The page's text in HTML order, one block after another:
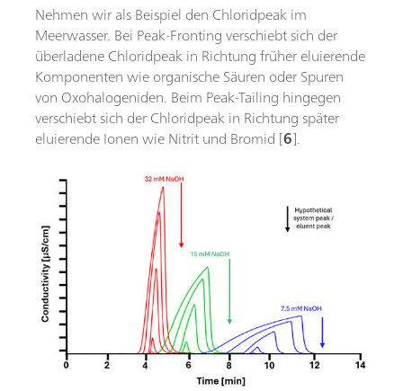
Nehmen wir als Beispiel den Chloridpeak im
Meerwasser. Bei Peak-Fronting verschiebt sich der
überladene Chloridpeak in Richtung früher eluierende
Komponenten wie organische Säuren oder Spuren
von Oxohalogeniden. Beim Peak-Tailing hingegen
verschiebt sich der Chloridpeak in Richtung später
eluierende Ionen wie Nitrit und Bromid [6].